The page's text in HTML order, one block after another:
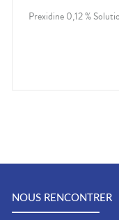
Prexidine 0,12 %
NOUS RENCONTRER